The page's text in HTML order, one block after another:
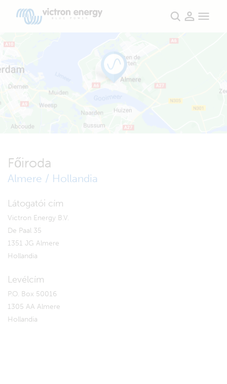
Főiroda
Almere / Hollandia
Látogatói cím
Victron Energy B.V.
De Paal 35
1351 JG Almere
Hollandia
Levélcím
P.O. Box 50016
1305 AA Almere
Hollandia